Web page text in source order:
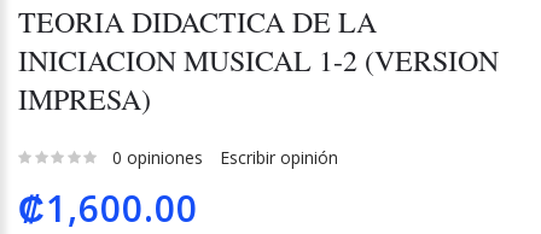
TEORIA DIDACTICA DE LA
INICIACION MUSICAL 1-2 (VERSION
IMPRESA)
0 opiniones Escribir opinión
₡1,600.00